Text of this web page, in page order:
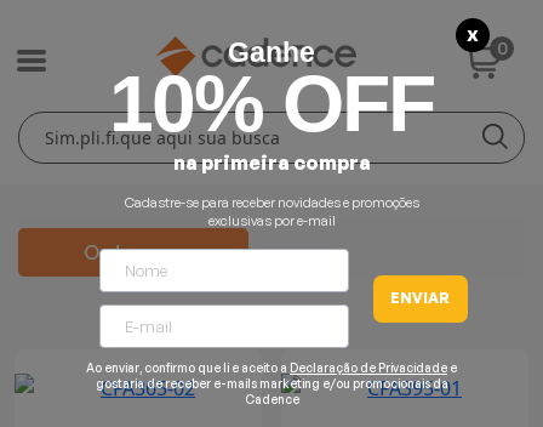
0
Ordenar por
X
Ganhe
10% OFF
na primeira compra
Cadastre-se para receber novidades e promoções
exclusivas por e-mail
ENVIAR
Ao enviar, confirmo que li e aceito a Declaração de Privacidade e
gostaria de receber e-mails marketing e/ou promocionais da
Cadence
Cozinha
Liquidificadores
Grills e Sanduicheiras
Chaleiras Elétricas
Lar
Conforto Térmico
Climatizadores
Ventiladores
Cuidados Pessoais
Secadores
Cortadores de Cabelo
Pranchas